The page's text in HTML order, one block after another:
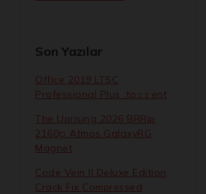
Son Yazılar
Office 2019 LTSC
Professional Plus .tо𝚛𝚛еnt
The Uprising 2026 BRRip
2160𝚙 Atmos GalaxyRG
Magnet
Code Vein II Deluxe Edition
Crack Fix Compressed